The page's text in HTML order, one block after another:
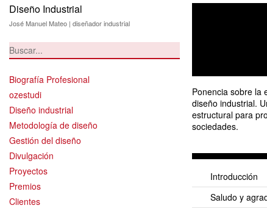
Diseño Industrial
José Manuel Mateo | diseñador industrial
Biografía Profesional
ozestudi
Diseño industrial
Metodología de diseño
Gestión del diseño
Divulgación
Proyectos
Premios
Clientes
Ponencia sobre la
diseño industrial.
estructural para
sociedades.
Introducción
Saludo y